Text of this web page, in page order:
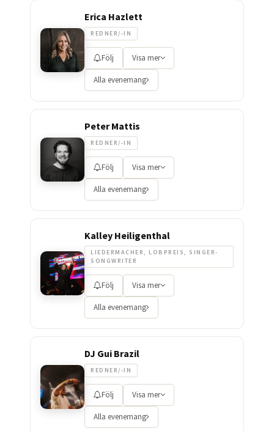
Erica Hazlett
REDNER/-IN
Följ Visa mer
Alla evenemang
Peter Mattis
REDNER/-IN
Följ Visa mer
Alla evenemang
Kalley Heiligenthal
LIEDERMACHER, LOBPREIS, SINGER-
SONGWRITER
Följ Visa mer
Alla evenemang
DJ Gui Brazil
REDNER/-IN
Följ Visa mer
Alla evenemang